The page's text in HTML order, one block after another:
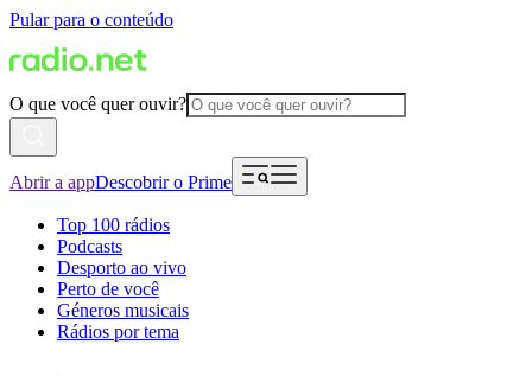
Pular para o conteúdo
O que você quer ouvir?
Abrir a appDescobrir o Prime
Top 100 rádios
Podcasts
Desporto ao vivo
Perto de você
Géneros musicais
Rádios por tema